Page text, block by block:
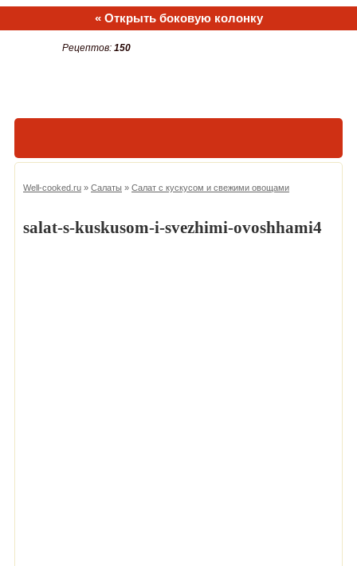
« Открыть боковую колонку
Рецептов: 150
Well-cooked.ru » Салаты » Салат с кускусом и свежими овощами
salat-s-kuskusom-i-svezhimi-ovoshhami4